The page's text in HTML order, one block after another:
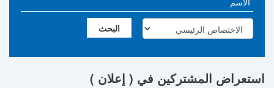
استعراض المشتركين في ( إعلان )